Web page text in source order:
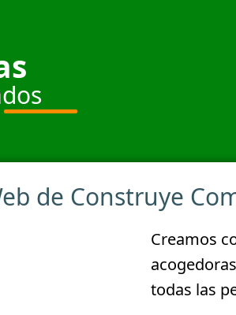
de Construye
Creamos
todas las